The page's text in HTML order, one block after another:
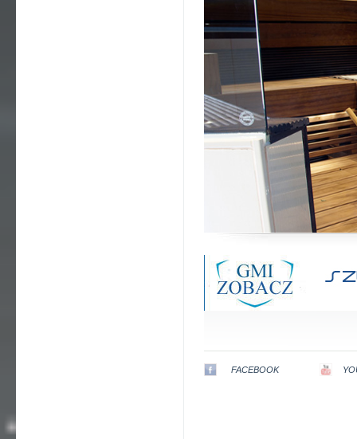
FACEBOOK